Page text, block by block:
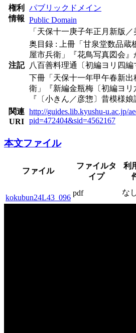
権利
情報
パブリックドメイン
Public Domain
注記
「天保十一庚子年正月新版／
奥目録 : 上冊「甘泉堂数品蔵
屋市兵衛」『花鳥写真図会』
八百善料理通〔初編ヨリ四編
下冊「天保十一年甲午春新
衛」『新編金瓶梅〔初編ヨリ
『〔小きん／彦惣〕昔模様娘
関連
URI
http://guides.lib.kyushu-u.ac.jp/
pid=472404&sid=4562167
本文ファイル
ファイル
ファイルタ
イプ
利
kokubun24L43_096
pdf な